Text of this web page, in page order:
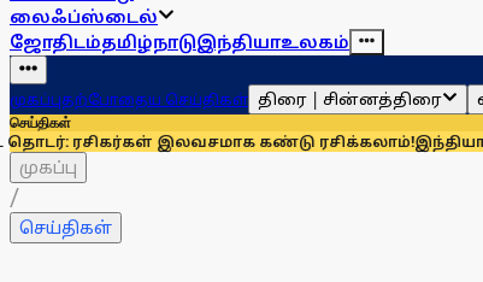
லைஃப்ஸ்டைல்
ஜோதிடம்தமிழ்நாடுஇந்தியாஉலகம்
முகப்புதற்போதைய செய்திகள் திரை | சின்னத்திரை
செய்திகள்
இலவசமாக கண்டு ரசிக்கலாம்!இந்தியாவுக்கு
முகப்பு
/
செய்திகள்